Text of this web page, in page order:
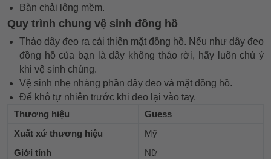
Bàn chải lông mềm.
Quy trình chung vệ sinh đồng hồ
Tháo dây đeo ra cải thiện mặt đồng hồ. Nếu như dây đeo
đồng hồ của bạn là dây không tháo rời, hãy luôn chú ý
khi vệ sinh chúng.
Vệ sinh nhẹ nhàng phần dây đeo và mặt đồng hồ.
Để khô tự nhiên trước khi đeo lại vào tay.
Thương hiệu
Guess
Xuất xứ thương hiệu
Mỹ
Giới tính
Nữ